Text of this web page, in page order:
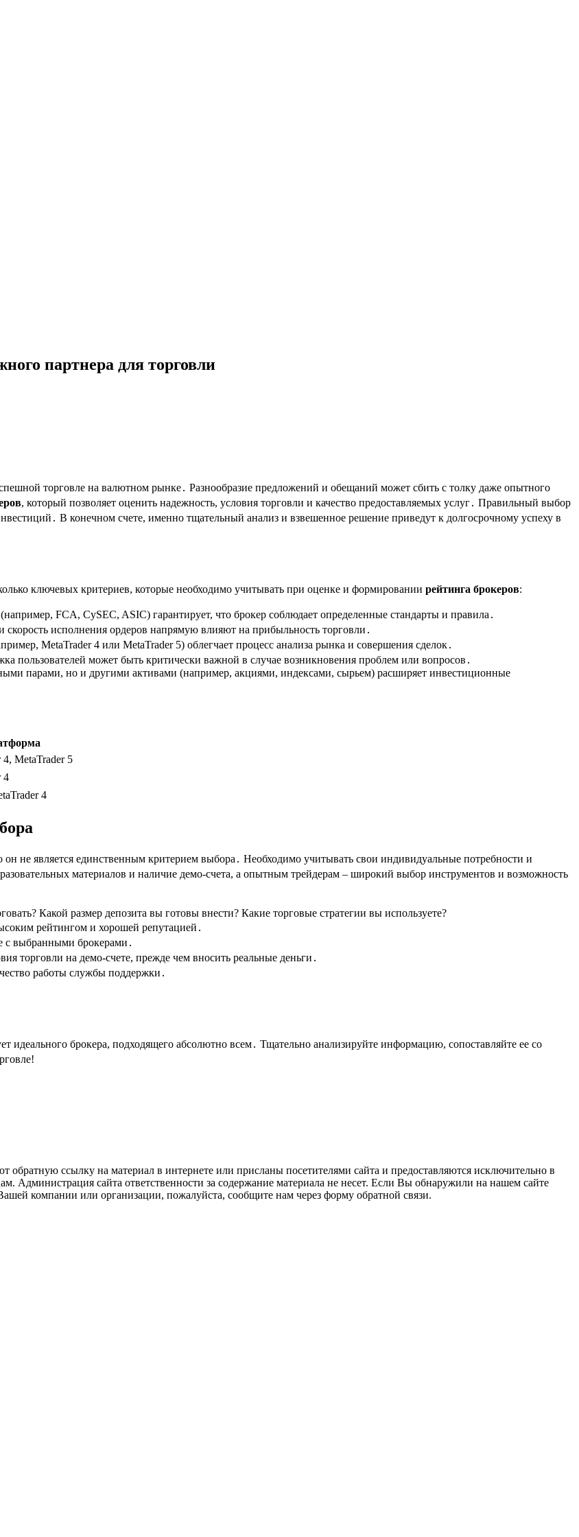
партнера для торговли
торговле на валютном рынке․ Разнообразие предложений и обещаний может сбить с толку даже опытного
, который позволяет оценить надежность, условия торговли и качество предоставляемых услуг․ Правильный выбор
В конечном счете, именно тщательный анализ и взвешенное решение приведут к долгосрочному успеху в
ключевых критериев, которые необходимо учитывать при оценке и формировании рейтинга брокеров:
FCA, CySEC, ASIC) гарантирует, что брокер соблюдает определенные стандарты и правила․
скорость исполнения ордеров напрямую влияют на прибыльность торговли․
MetaTrader 4 или MetaTrader 5) облегчает процесс анализа рынка и совершения сделок․
пользователей может быть критически важной в случае возникновения проблем или вопросов․
парами, но и другими активами (например, акциями, индексами, сырьем) расширяет инвестиционные
4, MetaTrader 5
4
4
не является единственным критерием выбора․ Необходимо учитывать свои индивидуальные потребности и
материалов и наличие демо-счета, а опытным трейдерам – широкий выбор инструментов и возможность
Какой размер депозита вы готовы внести? Какие торговые стратегии вы используете?
рейтингом и хорошей репутацией․
с выбранными брокерами․
торговли на демо-счете, прежде чем вносить реальные деньги․
работы службы поддержки․
брокера, подходящего абсолютно всем․ Тщательно анализируйте информацию, сопоставляйте ее со
ссылку на материал в интернете или присланы посетителями сайта и предоставляются исключительно в
Администрация сайта ответственности за содержание материала не несет. Если Вы обнаружили на нашем сайте
компании или организации, пожалуйста, сообщите нам через форму обратной связи.